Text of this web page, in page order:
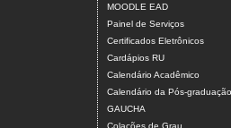
MOODLE EAD
Painel de Serviços
Certificados Eletrônicos
Cardápios RU
Calendário Acadêmico
Calendário da Pós-graduação
GAUCHA
Colações de Grau